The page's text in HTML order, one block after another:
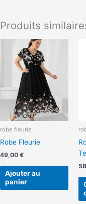
Produits
robe fleurie
Robe Fleurie
49,00 €
Ajouter au
panier